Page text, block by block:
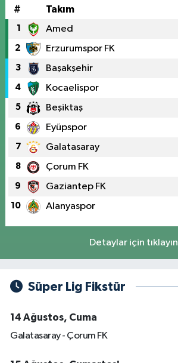
# Takım
1 Amed
2 Erzurumspor FK
3 Başakşehir
4 Kocaelispor
5 Beşiktaş
6 Eyüpspor
7 Galatasaray
8 Çorum FK
9 Gaziantep FK
10 Alanyaspor
Detaylar için tıklayın
Süper Lig Fikstür
14 Ağustos, Cuma
Galatasaray - Çorum FK